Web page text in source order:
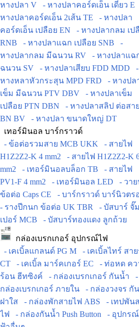
หางปลา V
- หางปลาคอร์ดเอ็น เดี่ยว E
หางปลาคอร์ดเอ็น 2เส้น TE
- หางปลา
คอร์ดเอ็น เปลือย EN
- หางปลากลม เป
RNB
- หางปลาแฉก เปลือย SNB
-
หางปลากลม มีฉนวน RV
- หางปลาแฉ
ฉนวน SV
- หางปลาเสียบ FDD MDD
-
หางหลาหัวกระสุน MPD FRD
- หางปล
เข็ม มีฉนวน PTV DBV
- หางปลาเข็ม
เปลือย PTN DBN
- หางปลาสลิป ต่อสาย
BN BV
- หางปลา ขนาดใหญ่ DT
เทอร์มินอล บาร์กราวด์
- ข้อต่อรวมสาย MCB UKK
- สายไฟ
H1Z2Z2-K 4 mm2
- สายไฟ H1Z2Z2-K
mm2
- เทอร์มินอลบล็อก TB
- สายไฟ
PV1-F 4 mm2
- เทอร์มินอล LED
- วา
ข้อต่อ Caps CE
- บาร์กราวด์ บาร์นิวตร
- รางปีกนก ข้อต่อ UK TBR
- บัสบาร์ จั๊ม
เปอร์ MCB
- บัสบาร์ทองแดง ลูกถ้วย
กล่องเบรกเกอร์ อุปกรณ์ไฟ
- เคเบิ้ลแกลนด์ PG M
- เคเบิ้ลไทร์ สา
CT
- เคเบิ้ล มาร์คเกอร์ EC
- ท่อหด คว
ร้อน ฮีทซิงค์
- กล่องเบรกเกอร์ กันน้ำ
-
กล่องเบรกเกอร์ ภายใน
- กล่องวงจร กั
ฝาใส
- กล่องพักสายไฟ ABS
- เทปพัน
ไฟ
- กล่องกันน้ำ Push Button
- อุปกรณ์